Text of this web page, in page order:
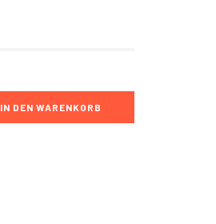
IN DEN WARENKORB